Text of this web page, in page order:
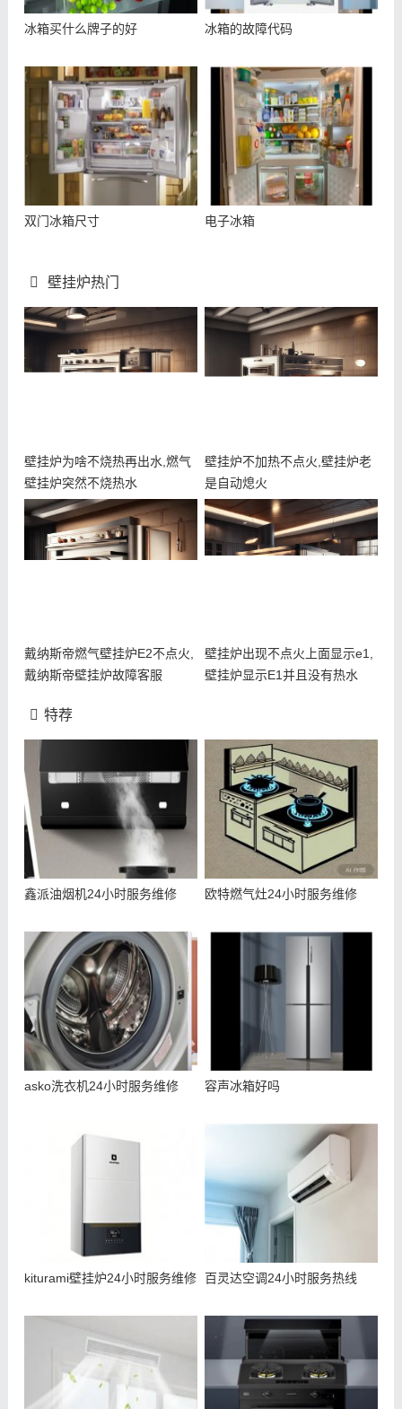
冰箱买什么牌子的好 冰箱的故障代码
双门冰箱尺寸 电子冰箱
壁挂炉热门
壁挂炉为啥不烧热再出水,燃气
壁挂炉突然不烧热水
壁挂炉不加热不点火,壁挂炉老
是自动熄火
戴纳斯帝燃气壁挂炉E2不点火,
戴纳斯帝壁挂炉故障客服
壁挂炉出现不点火上面显示e1,
壁挂炉显示E1并且没有热水
特荐
鑫派油烟机24小时服务维修 欧特燃气灶24小时服务维修
asko洗衣机24小时服务维修 容声冰箱好吗
kiturami壁挂炉24小时服务维修 百灵达空调24小时服务热线